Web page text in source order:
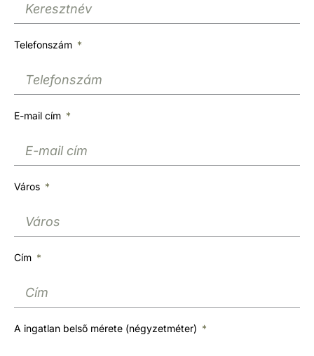
Telefonszám
E-mail cím
Város
Cím
A ingatlan belső mérete (négyzetméter)